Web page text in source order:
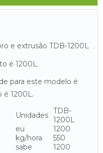
e extrusão TDB-1200L
é 1200L.
para este modelo é
é 1200L.
Unidades TDB-
1200L
eu
1200
kg/hora
550
sabe
1200